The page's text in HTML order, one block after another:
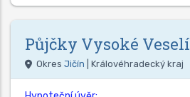
Půjčky Vysoké Veselí
Okres Jičín | Královéhradecký kraj